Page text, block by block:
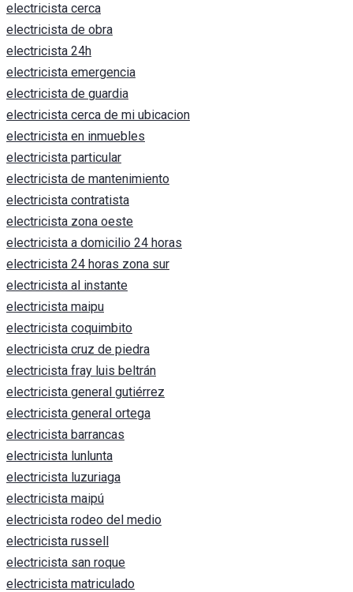
electricista cerca
electricista de obra
electricista 24h
electricista emergencia
electricista de guardia
electricista cerca de mi ubicacion
electricista en inmuebles
electricista particular
electricista de mantenimiento
electricista contratista
electricista zona oeste
electricista a domicilio 24 horas
electricista 24 horas zona sur
electricista al instante
electricista maipu
electricista coquimbito
electricista cruz de piedra
electricista fray luis beltrán
electricista general gutiérrez
electricista general ortega
electricista barrancas
electricista lunlunta
electricista luzuriaga
electricista maipú
electricista rodeo del medio
electricista russell
electricista san roque
electricista matriculado